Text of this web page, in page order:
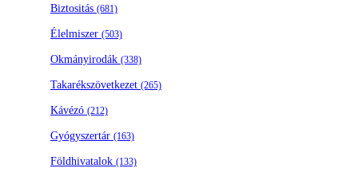
Biztositás (681)
Élelmiszer (503)
Okmányirodák (338)
Takarékszövetkezet (265)
Kávézó (212)
Gyógyszertár (163)
Földhivatalok (133)